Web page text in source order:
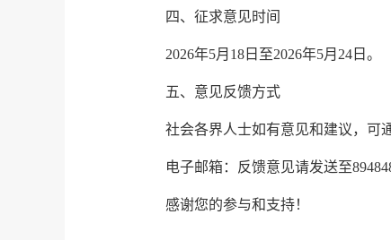
四、征求意见时间
2026年5月18日至2026年5月24日。
五、意见反馈方式
社会各界人士如有意见和建议，可
电子邮箱：反馈意见请发送至
感谢您的参与和支持！